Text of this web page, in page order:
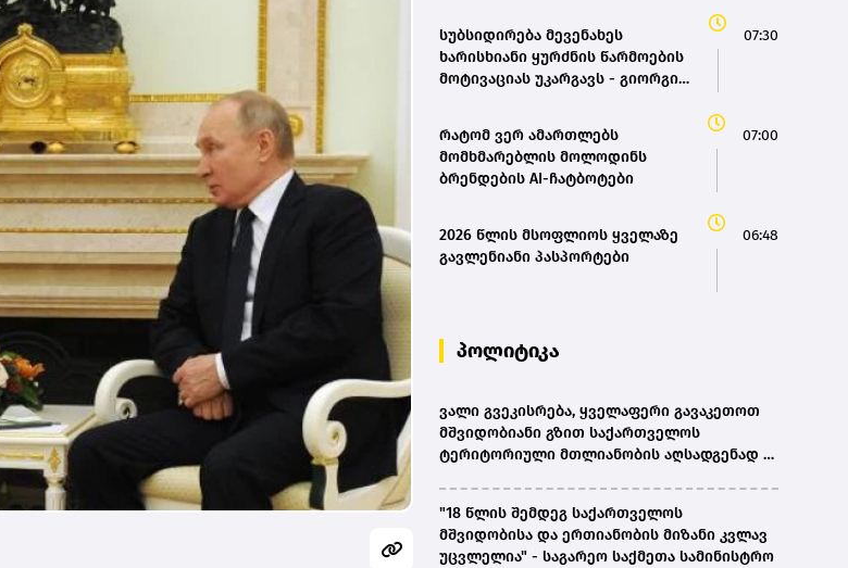
სუბსიდირება მევენახეს
ხარისხიანი ყურძნის წარმოების
მოტივაციას უკარგავს - გიორგი
07:30
რატომ ვერ ამართლებს
მომხმარებლის მოლოდინს
ბრენდების AI-ჩატბოტები
07:00
2026 წლის მსოფლიოს ყველაზე
გავლენიანი პასპორტები
06:48
პოლიტიკა
ვალი გვეკისრება, ყველაფერი გავაკეთოთ
მშვიდობიანი გზით საქართველოს
ტერიტორიული მთლიანობის აღსადგენად -
"18 წლის შემდეგ საქართველოს
მშვიდობისა და ერთიანობის მიზანი კვლავ
უცვლელია" - საგარეო საქმეთა სამინისტრო